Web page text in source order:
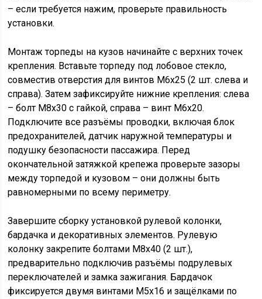
– если требуется нажим, проверьте правильность
установки.
Монтаж торпеды на кузов начинайте с верхних точек
крепления. Вставьте торпеду под лобовое стекло,
совместив отверстия для винтов M6x25 (2 шт. слева и
справа). Затем зафиксируйте нижние крепления: слева
– болт M8x30 с гайкой, справа – винт M6x20.
Подключите все разъёмы проводки, включая блок
предохранителей, датчик наружной температуры и
подушку безопасности пассажира. Перед
окончательной затяжкой крепежа проверьте зазоры
между торпедой и кузовом – они должны быть
равномерными по всему периметру.
Завершите сборку установкой рулевой колонки,
бардачка и декоративных элементов. Рулевую
колонку закрепите болтами M8x40 (2 шт.),
предварительно подключив разъёмы подрулевых
переключателей и замка зажигания. Бардачок
фиксируется двумя винтами M5x16 и защёлками по